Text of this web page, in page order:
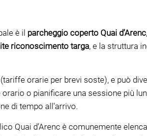
è il parcheggio coperto Quai d’Arenc
riconoscimento targa, e la struttura
(tariffe orarie per brevi soste), e può
o pianificare una sessione più
di tempo all’arrivo.
Quai d’Arenc è comunemente